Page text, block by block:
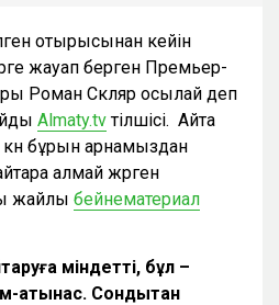
отырысынан кейін
жауап берген Премьер-
Роман Скляр осылай деп
Almaty.tvтілшісі. Айта
күн бұрын арнамыздан
алмай жүрген
жайлы бейнематериал
міндетті, бұл –
қатынас. Сондықтан